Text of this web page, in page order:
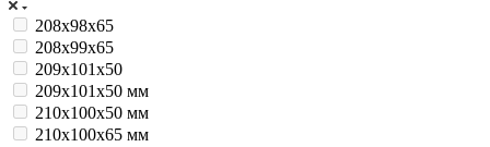
208х98х65
208х99х65
209х101х50
209х101х50 мм
210x100x50 мм
210x100x65 мм